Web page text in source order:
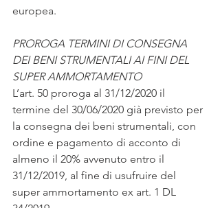
europea.
PROROGA TERMINI DI CONSEGNA
DEI BENI STRUMENTALI AI FINI DEL
SUPER AMMORTAMENTO
L’art. 50 proroga al 31/12/2020 il
termine del 30/06/2020 già previsto per
la consegna dei beni strumentali, con
ordine e pagamento di acconto di
almeno il 20% avvenuto entro il
31/12/2019, al fine di usufruire del
super ammortamento ex art. 1 DL